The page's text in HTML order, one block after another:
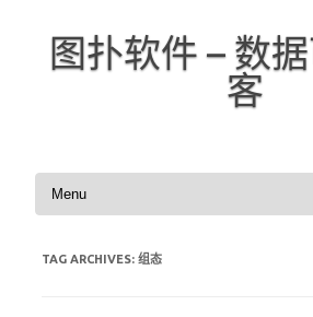
图扑软件 – 数
客
Skip to
TAG ARCHIVES: 组态